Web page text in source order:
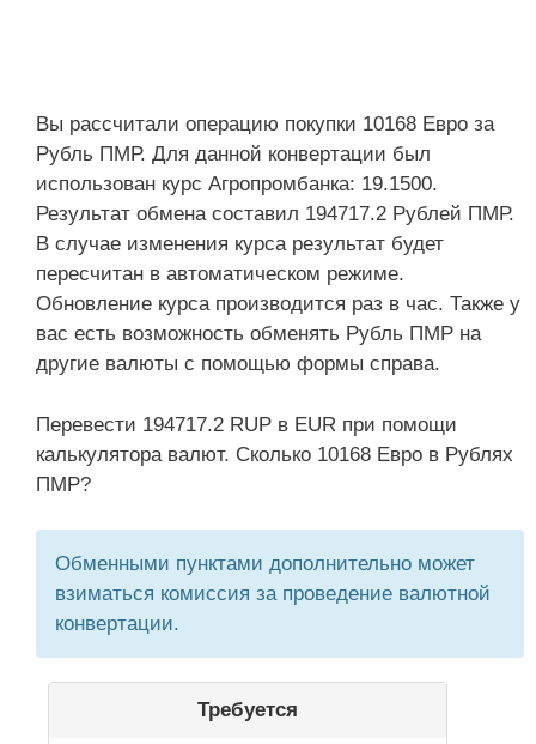
Вы рассчитали операцию покупки 10168 Евро за
Рубль ПМР. Для данной конвертации был
использован курс Агропромбанка: 19.1500.
Результат обмена составил 194717.2 Рублей ПМР.
В случае изменения курса результат будет
пересчитан в автоматическом режиме.
Обновление курса производится раз в час. Также у
вас есть возможность обменять Рубль ПМР на
другие валюты с помощью формы справа.
Перевести 194717.2 RUP в EUR при помощи
калькулятора валют. Сколько 10168 Евро в Рублях
ПМР?
Обменными пунктами дополнительно может
взиматься комиссия за проведение валютной
конвертации.
Требуется